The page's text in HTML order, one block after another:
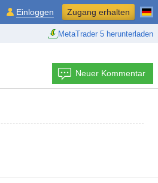
MetaTrader 5 herunterladen
Einloggen Zugang erhalten
Neuer Kommentar